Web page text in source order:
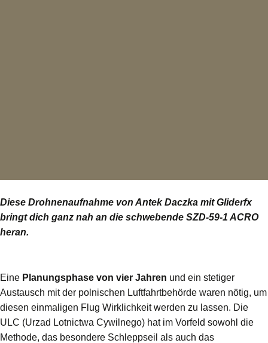
Diese Drohnenaufnahme von Antek Daczka mit Gliderfx
bringt dich ganz nah an die schwebende SZD-59-1 ACRO
heran.
Eine Planungsphase von vier Jahren und ein stetiger
Austausch mit der polnischen Luftfahrtbehörde waren nötig, um
diesen einmaligen Flug Wirklichkeit werden zu lassen. Die
ULC (Urzad Lotnictwa Cywilnego) hat im Vorfeld sowohl die
Methode, das besondere Schleppseil als auch das